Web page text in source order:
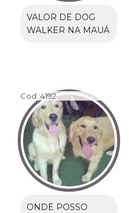
VALOR DE DOG
WALKER NA MAUÁ
Cod.:4192
ONDE POSSO